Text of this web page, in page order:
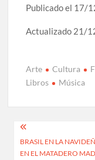
Publicado el 17/
Actualizado 21/
Arte Cultura
Libros
Música
Navegación
de
BRASIL EN LA
EN EL MATADERO